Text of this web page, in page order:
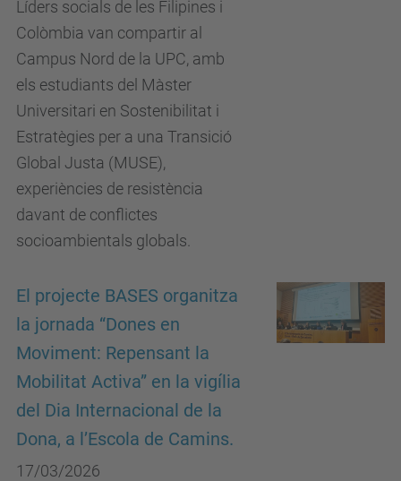
Líders socials de les Filipines i
Colòmbia van compartir al
Campus Nord de la UPC, amb
els estudiants del Màster
Universitari en Sostenibilitat i
Estratègies per a una Transició
Global Justa (MUSE),
experiències de resistència
davant de conflictes
socioambientals globals.
El projecte BASES organitza
la jornada “Dones en
Moviment: Repensant la
Mobilitat Activa” en la vigília
del Dia Internacional de la
Dona, a l’Escola de Camins.
17/03/2026